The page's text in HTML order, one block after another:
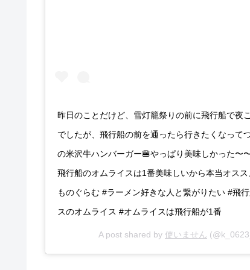
昨日のことだけど、雪灯籠祭りの前に飛行船で夜
でしたが、飛行船の前を通ったら行きたくなって
の米沢牛ハンバーガー🍔やっぱり美味しかった〜
飛行船のオムライスは1番美味しいから本当オス
ものぐらむ #ラーメン好きな人と繋がりたい #飛
スのオムライス #オムライスは飛行船が1番
A post shared by 使いません